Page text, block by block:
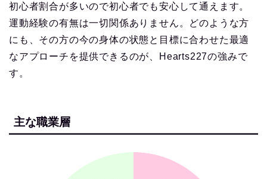
初心者割合が多いので初心者でも安心して通えます。
運動経験の有無は一切関係ありません。どのような方
にも、その方の今の身体の状態と目標に合わせた最適
なアプローチを提供できるのが、Hearts227の強みで
す。
主な職業層